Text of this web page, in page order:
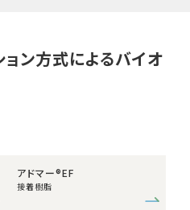
ン方式によるバイオ
アドマー®EF
接着樹脂